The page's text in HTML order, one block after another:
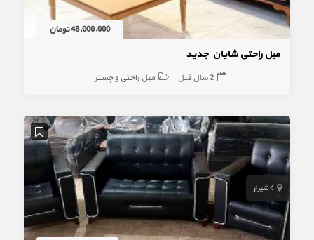
48,000,000 تومان
مبل راحتی شایان جدید
2 سال قبل مبل راحتی و چستر
شیراز